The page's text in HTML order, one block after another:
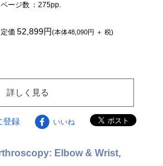
ページ数 ：275pp.
定価52,899円(本体48,090円 ＋ 税)
詳しく見る
登録 いいね
Elbow & Wrist,